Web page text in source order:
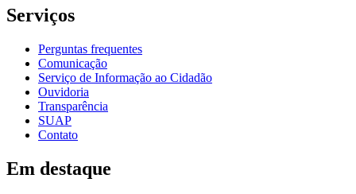
Serviços
Perguntas frequentes
Comunicação
Serviço de Informação ao Cidadão
Ouvidoria
Transparência
SUAP
Contato
Em destaque